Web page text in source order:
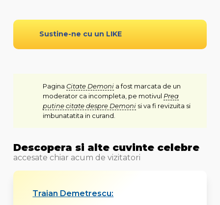
Sustine-ne cu un LIKE
Pagina Citate Demonia fost marcata de un
moderator ca incompleta, pe motivul Prea
putine citate despre Demonisi va fi revizuita si
imbunatatita in curand.
Descopera si alte cuvinte celebre
accesate chiar acum de vizitatori
Traian Demetrescu: